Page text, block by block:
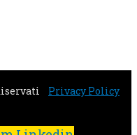
Privacy Policy